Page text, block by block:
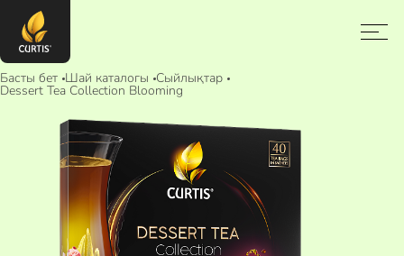
Басты бет Шай каталогы Сыйлықтар
Dessert Tea Collection Blooming